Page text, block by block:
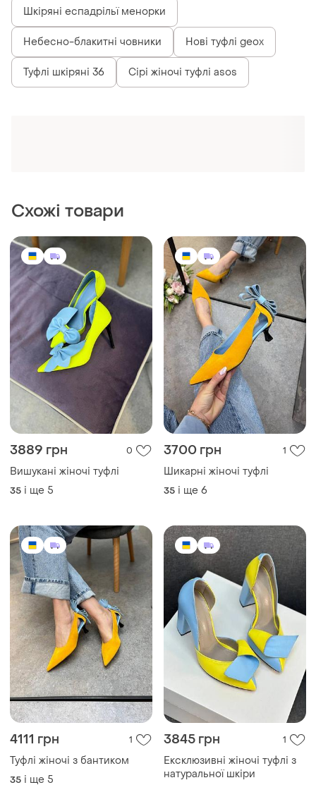
Шкіряні еспадрільї менорки
Небесно-блакитні човники Нові туфлі geox
Туфлі шкіряні 36 Сірі жіночі туфлі asos
3889 грн
Вишукані жіночі туфлі
і ще 5
3700 грн 1
Шикарні жіночі туфлі
35 і ще 6
4111 грн 1
Туфлі жіночі з бантиком
35 і ще 5
3845 грн 1
Ексклюзивні жіночі туфлі з
натуральної шкіри
і ще 6